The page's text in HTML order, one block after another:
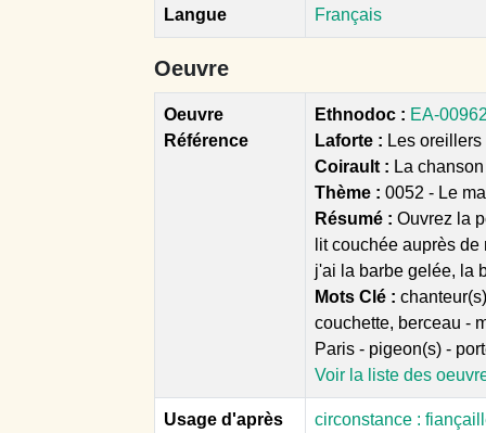
Langue Français
Oeuvre
Oeuvre
Référence
Ethnodoc : EA-
Laforte : Les oreillers
Coirault : La
Thème : 0052 - Le
Résumé : Ouvrez la
lit couchée auprès
j'ai la barbe gelée, la
Mots Clé :
couchette, berceau -
Paris - pigeon(s) -
Voir la liste des
Usage d'après
circonstance :